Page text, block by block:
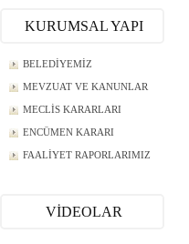
KURUMSAL YAPI
BELEDİYEMİZ
MEVZUAT VE KANUNLAR
MECLİS KARARLARI
ENCÜMEN KARARI
FAALİYET RAPORLARIMIZ
VİDEOLAR